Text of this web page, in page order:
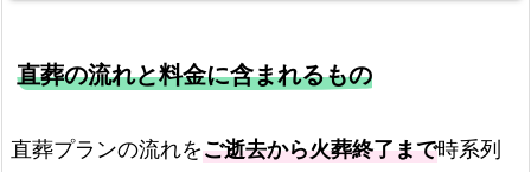
の
れ
直葬の流れと料金に含まれるもの
直葬プランの流れをご逝去から火葬終了まで時系列